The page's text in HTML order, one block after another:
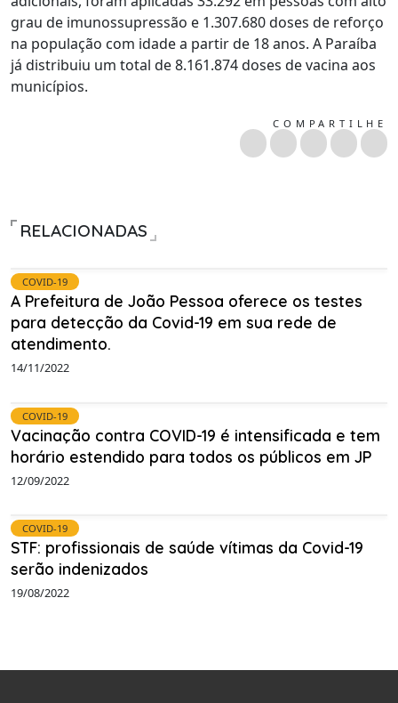
grau de imunossupressão e 1.307.680 doses de reforço
na população com idade a partir de 18 anos. A Paraíba
já distribuiu um total de 8.161.874 doses de vacina aos
municípios.
COMPARTILHE
RELACIONADAS
COVID-19
A Prefeitura de João Pessoa oferece os testes
para detecção da Covid-19 em sua rede de
atendimento.
14/11/2022
COVID-19
Vacinação contra COVID-19 é intensificada e tem
horário estendido para todos os públicos em JP
12/09/2022
COVID-19
STF: profissionais de saúde vítimas da Covid-19
serão indenizados
19/08/2022